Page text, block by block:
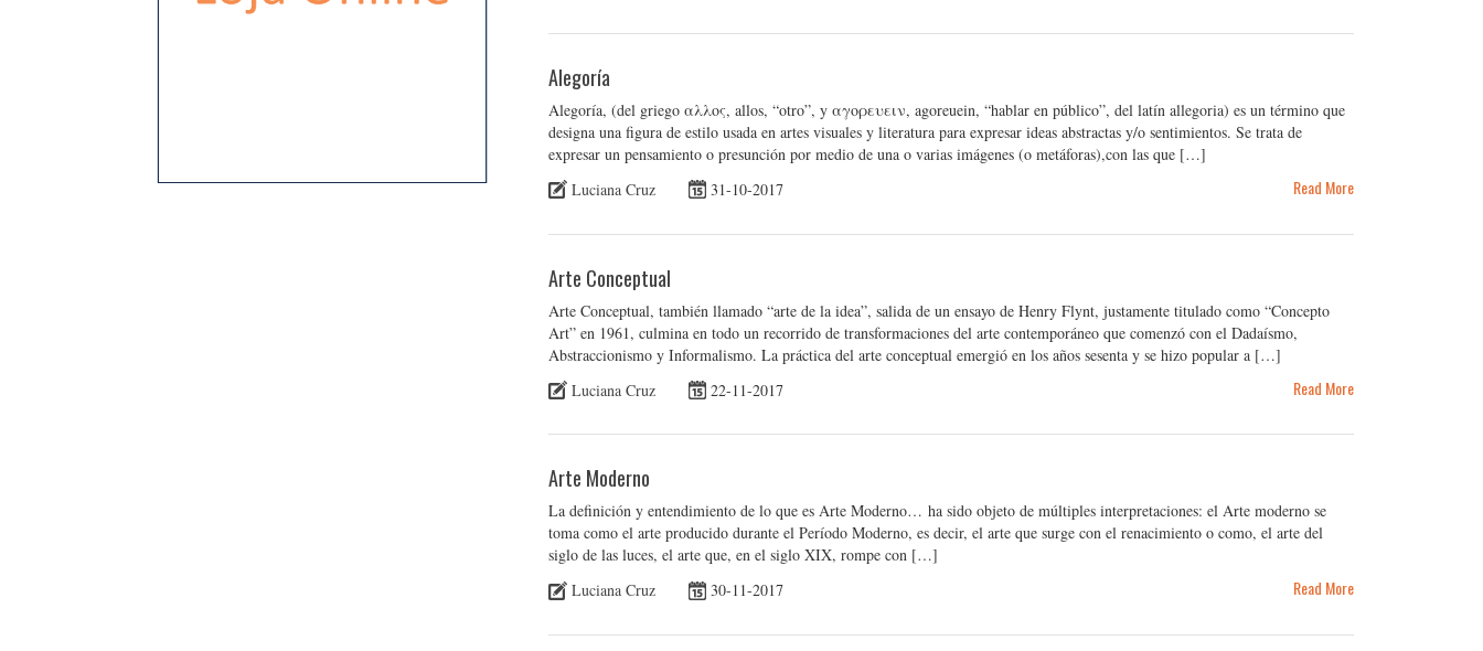
Alegoría
Alegoría, (del griego αλλος, allos, “otro”, y αγορευειν, agoreuein, “hablar en público”, del latín allegoria) es un término que
designa una figura de estilo usada en artes visuales y literatura para expresar ideas abstractas y/o sentimientos. Se trata de
expresar un pensamiento o presunción por medio de una o varias imágenes (o metáforas),con las que […]
Luciana Cruz
31-10-2017 Read More
Arte Conceptual
Arte Conceptual, también llamado “arte de la idea”, salida de un ensayo de Henry Flynt, justamente titulado como “Concepto
Art” en 1961, culmina en todo un recorrido de transformaciones del arte contemporáneo que comenzó con el Dadaísmo,
Abstraccionismo y Informalismo. La práctica del arte conceptual emergió en los años sesenta y se hizo popular a […]
Luciana Cruz
22-11-2017 Read More
Arte Moderno
La definición y entendimiento de lo que es Arte Moderno… ha sido objeto de múltiples interpretaciones: el Arte moderno se
toma como el arte producido durante el Período Moderno, es decir, el arte que surge con el renacimiento o como, el arte del
siglo de las luces, el arte que, en el siglo XIX, rompe con […]
Luciana Cruz
30-11-2017 Read More